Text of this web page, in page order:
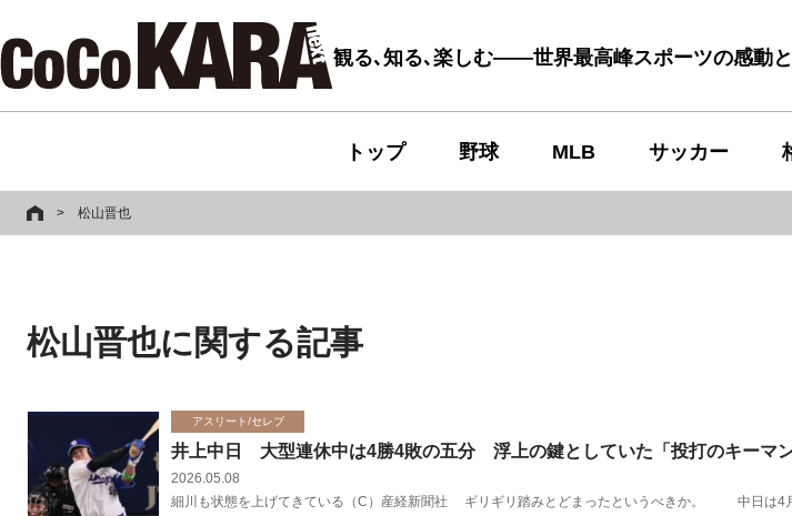
観る､知る､楽しむ――世界最高峰スポーツの感動
トップ 野球 MLB サッカー
> 松山晋也
松山晋也に関する記事
アスリート/セレブ
井上中日 大型連休中は4勝4敗の五分 浮上の鍵としていた「投打のキーマ
2026.05.08
細川も状態を上げてきている（C）産経新聞社 ギリギリ踏みとどまったというべきか。 中日は4